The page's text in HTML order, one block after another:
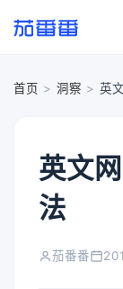
首页 > 洞察 > 英
英文
法
茄番番